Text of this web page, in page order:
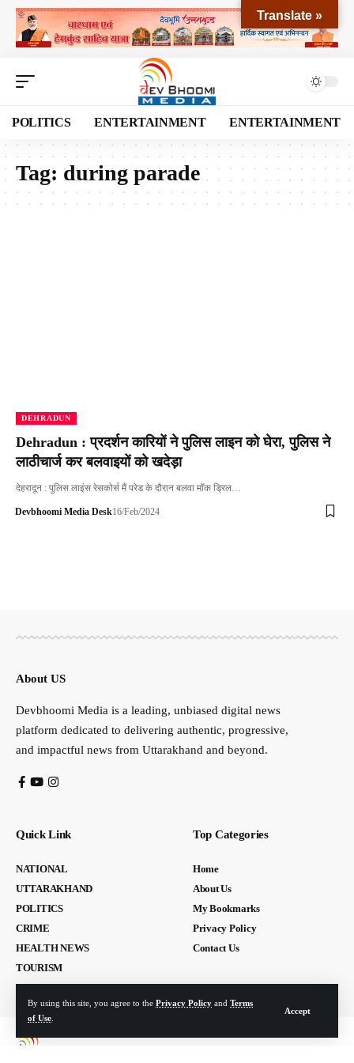
By using this site, you agree to the Privacy Policy and Terms
of Use
Accept
POLITICS ENTERTAINMENT ENTERTAINMENT
Tag: during parade
DEHRADUN
Dehradun : प्रदर्शन कारियों ने पुलिस लाइन को घेरा, पुलिस ने
लाठीचार्ज कर बलवाइयों को खदेड़ा
देहरादून : पुलिस लाइंस रेसकोर्स मैं परेड के दौरान बलवा मॉक ड्रिल…
Devbhoomi Media Desk16/Feb/2024
About US
Devbhoomi Media is a leading, unbiased digital news
platform dedicated to delivering authentic, progressive,
and impactful news from Uttarakhand and beyond.
Quick Link
NATIONAL
UTTARAKHAND
POLITICS
CRIME
HEALTH NEWS
TOURISM
Top Categories
Home
About Us
My Bookmarks
Privacy Policy
Contact Us
Translate »